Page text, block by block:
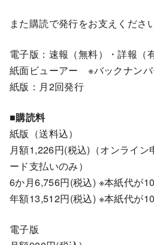
また購読で発行をお支えくださ
電子版：速報（無料）・詳報（
紙面ビューアー ※バックナン
紙版：月2回発行
■購読料
紙版（送料込）
月額1,226円(税込)（オンライン
ード支払いのみ）
6か月6,756円(税込) ※本紙代が
年額13,512円(税込) ※本紙代が
電子版